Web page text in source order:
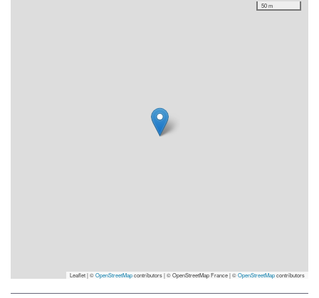
50 m
Leaflet | ©OpenStreetMapcontributors|© OpenStreetMap France | ©OpenStreetMapcontributors